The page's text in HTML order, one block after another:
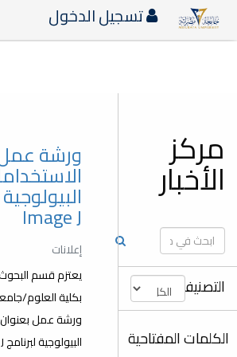
Ar EN
ورشة عمل بعنوان:
الاستخدامات
البيولوجية لبرنامج
Image J
إعلانات
يعتزم قسم البحوث والاستشارات
بكلية العلوم/جامعة مصراتة تنظيم
البيولوجية لبرنامج image J تقدمها: د.